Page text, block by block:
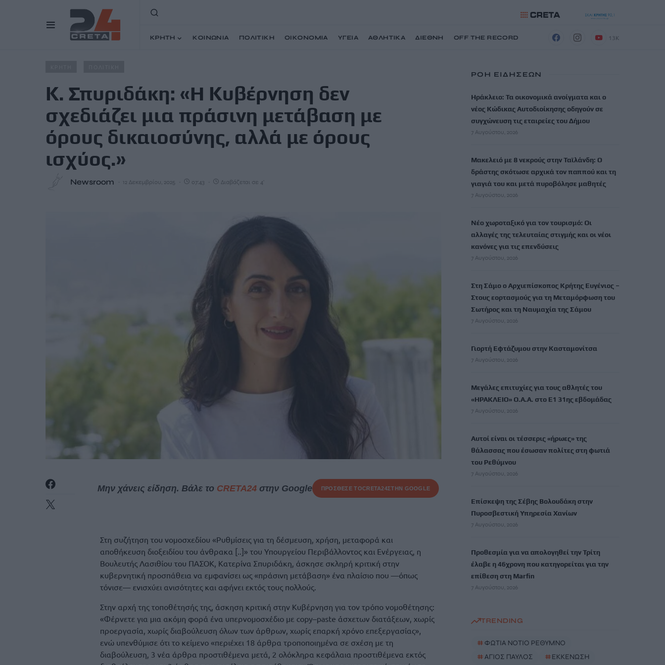
ΚΡΗΤΗ ΚΟΙΝΩΝΙΑ ΠΟΛΙΤΙΚΗ ΟΙΚΟΝΟΜΙΑ ΥΓΕΙΑ ΑΘΛΗΤΙΚΑ ΔΙΕΘΝΗ OFF THE RECORD 13K
Κ. Σπυριδάκη: «Η Κυβέρνηση δεν
σχεδιάζει μια πράσινη μετάβαση με
όρους δικαιοσύνης, αλλά με όρους
ισχύος.»
Newsroom 12 Δεκεμβρίου, 2025 07:43 Διαβάζεται σε 4'
Μην χάνεις είδηση. Βάλε το CRETA24στην Google ΠΡΟΣΘΕΣΕ ΤΟCRETA24ΣΤΗΝ GOOGLE
Στη συζήτηση του νομοσχεδίου «Ρυθμίσεις για τη δέσμευση, χρήση, μεταφορά και
αποθήκευση διοξειδίου του άνθρακα [..]» του Υπουργείου Περιβάλλοντος και Ενέργειας, η
Βουλευτής Λασιθίου του ΠΑΣΟΚ, Κατερίνα Σπυριδάκη, άσκησε σκληρή κριτική στην
κυβερνητική προσπάθεια να εμφανίσει ως «πράσινη μετάβαση» ένα πλαίσιο που —όπως
τόνισε— ενισχύει ανισότητες και αφήνει εκτός τους πολλούς.
Στην αρχή της τοποθέτησής της, άσκηση κριτική στην Κυβέρνηση για τον τρόπο νομοθέτησης:
«Φέρνετε για μια ακόμη φορά ένα υπερνομοσχέδιο με copy–paste άσχετων διατάξεων, χωρίς
προεργασία, χωρίς διαβούλευση όλων των άρθρων, χωρίς επαρκή χρόνο επεξεργασίας»,
ενώ υπενθύμισε ότι το κείμενο «περιέχει 18 άρθρα τροποποιημένα σε σχέση με τη
διαβούλευση, 3 νέα άρθρα προστιθέμενα μετά, 2 ολόκληρα κεφάλαια προστιθέμενα εκτός
ΡΟΗ ΕΙΔΗΣΕΩΝ
Ηράκλειο: Τα οικονομικά ανοίγματα και ο
νέος Κώδικας Αυτοδιοίκησης οδηγούν σε
συγχώνευση τις εταιρείες του Δήμου
7 Αυγούστου, 2026
Μακελειό με 8 νεκρούς στην Ταϊλάνδη: Ο
δράστης σκότωσε αρχικά τον παππού και τη
γιαγιά του και μετά πυροβόλησε μαθητές
7 Αυγούστου, 2026
Νέο χωροταξικό για τον τουρισμό: Οι
αλλαγές της τελευταίας στιγμής και οι νέοι
κανόνες για τις επενδύσεις
7 Αυγούστου, 2026
Στη Σάμο ο Αρχιεπίσκοπος Κρήτης Ευγένιος –
Στους εορτασμούς για τη Μεταμόρφωση του
Σωτήρος και τη Ναυμαχία της Σάμου
7 Αυγούστου, 2026
Γιορτή Εφτάζυμου στην Κασταμονίτσα
7 Αυγούστου, 2026
Μεγάλες επιτυχίες για τους αθλητές του
«ΗΡΑΚΛΕΙΟ» Ο.Α.Α. στο Ε1 31ης εβδομάδας
7 Αυγούστου, 2026
Αυτοί είναι οι τέσσερις «ήρωες» της
θάλασσας που έσωσαν πολίτες στη φωτιά
του Ρεθύμνου
7 Αυγούστου, 2026
Επίσκεψη της Σέβης Βολουδάκη στην
Πυροσβεστική Υπηρεσία Χανίων
7 Αυγούστου, 2026
Προθεσμία για να απολογηθεί την Τρίτη
έλαβε η 46χρονη που κατηγορείται για την
επίθεση στη Marfin
7 Αυγούστου, 2026
TRENDING
# ΦΩΤΙΑ ΝΟΤΙΟ ΡΕΘΥΜΝΟ
#ΑΓΙΟΣ ΠΑΥΛΟΣ #ΕΚΚΕΝΩΣΗ